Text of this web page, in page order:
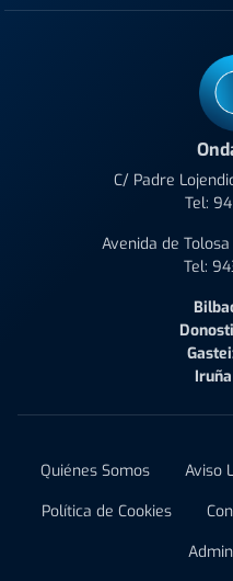
C/ Padre
Tel:
Avenida de
Tel:
Iruña
Quiénes Somos Aviso
Política de Cookies